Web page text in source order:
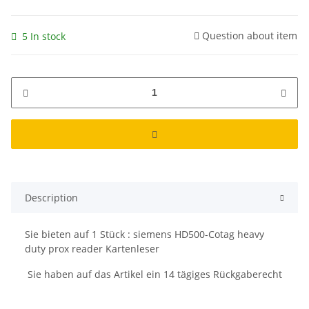
5 In stock Question about item
Description
Sie bieten auf 1 Stück : siemens HD500-Cotag heavy
duty prox reader Kartenleser
Sie haben auf das Artikel ein 14 tägiges Rückgaberecht